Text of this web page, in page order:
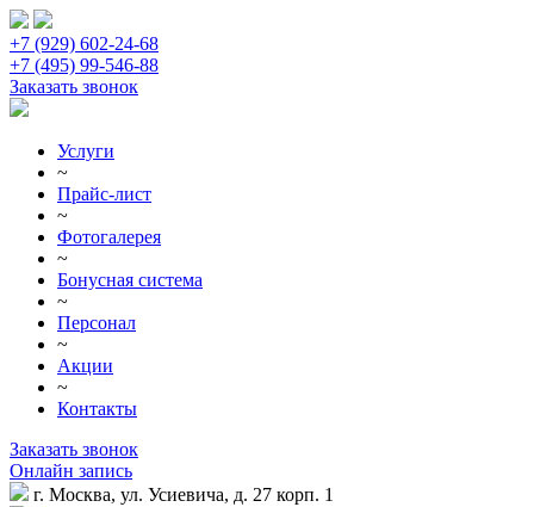
+7 (929) 602-24-68
+7 (495) 99-546-88
Заказать звонок
Услуги
~
Прайс-лист
~
Фотогалерея
~
Бонусная система
~
Персонал
~
Акции
~
Контакты
Заказать звонок
Онлайн запись
г. Москва, ул. Усиевича, д. 27 корп. 1